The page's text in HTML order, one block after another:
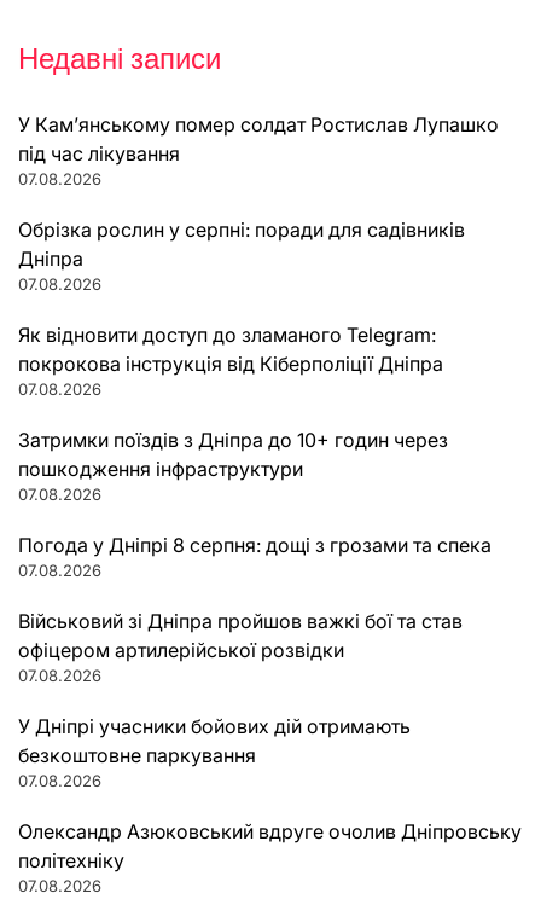
Недавні записи
У Кам’янському помер солдат Ростислав Лупашко
під час лікування
07.08.2026
Обрізка рослин у серпні: поради для садівників
Дніпра
07.08.2026
Як відновити доступ до зламаного Telegram:
покрокова інструкція від Кіберполіції Дніпра
07.08.2026
Затримки поїздів з Дніпра до 10+ годин через
пошкодження інфраструктури
07.08.2026
Погода у Дніпрі 8 серпня: дощі з грозами та спека
07.08.2026
Військовий зі Дніпра пройшов важкі бої та став
офіцером артилерійської розвідки
07.08.2026
У Дніпрі учасники бойових дій отримають
безкоштовне паркування
07.08.2026
Олександр Азюковський вдруге очолив Дніпровську
політехніку
07.08.2026